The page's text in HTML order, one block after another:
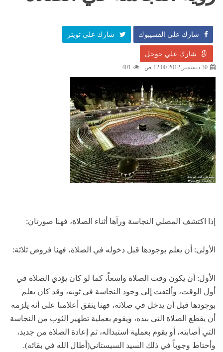
شارك علي الفسيبوك شارك علي تويتر
شارك علي جوجل
30 ديسمبر,2012 12:00 ص
401
إذا اكتشف المصلي النجاسة ورآها أثناء الصلاة، فهنا صورتان:
الأولى: أن يعلم بوجودها قبل دخوله في الصلاة، فهنا فروض ثلاثة:
الأول: أن يكون وقت الصلاة واسعاً، كما لو كان يؤدي الصلاة في
أول الوقت، وألتفت إلى وجود النجاسة في ثوبه، وقد كان يعلم
بوجودها قبل أن يدخل في صلاته، فهنا يتفق أعلامنا على أنه يلزمه
أن يقطع الصلاة التي بيده، ويقوم بعملية تطهير الثوب من النجاسة
التي أصابته، أو يقوم بعملية استبداله، ثم إعادة الصلاة من جديد،
وأحتاط وجوباً في ذلك السيد السيستاني(أطال الله في بقائه).